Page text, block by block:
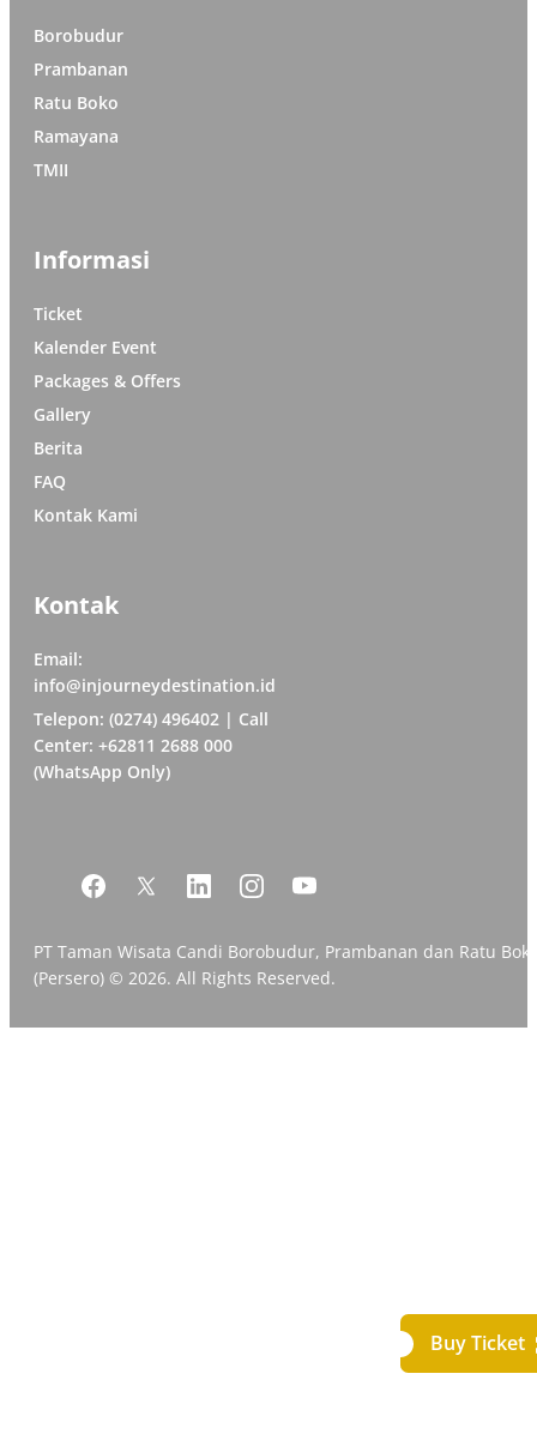
Buy Ticket
Borobudur
Prambanan
Ratu Boko
Ramayana
TMII
Informasi
Ticket
Kalender Event
Packages & Offers
Gallery
Berita
FAQ
Kontak Kami
Kontak
Email:
info@injourneydestination.id
Telepon: (0274) 496402 | Call
Center: +62811 2688 000
(WhatsApp Only)
PT Taman Wisata Candi Borobudur, Prambanan dan Ratu
(Persero) © 2026. All Rights Reserved.